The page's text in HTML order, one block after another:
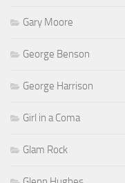
Gary Moore
George Benson
George Harrison
Girl in a Coma
Glam Rock